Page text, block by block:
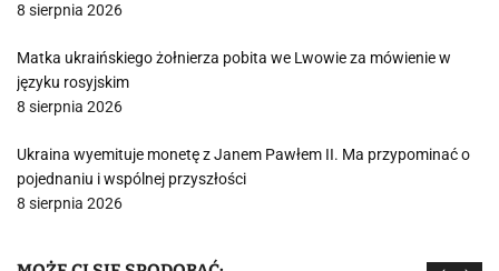
8 sierpnia 2026
Matka ukraińskiego żołnierza pobita we Lwowie za mówienie w
języku rosyjskim
8 sierpnia 2026
Ukraina wyemituje monetę z Janem Pawłem II. Ma przypominać o
pojednaniu i wspólnej przyszłości
8 sierpnia 2026